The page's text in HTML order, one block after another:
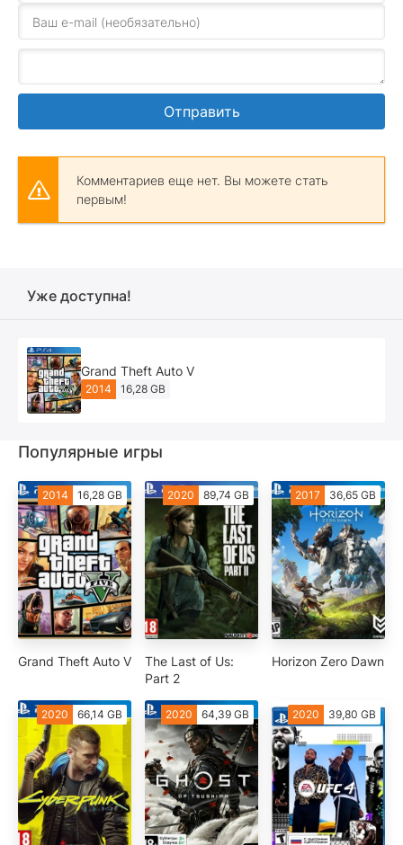
Отправить
Комментариев еще нет. Вы можете стать
первым!
Уже доступна!
Grand Theft Auto V
2014 16,28 GB
Популярные игры
2014 16,28 GB
Grand Theft Auto V
2020 89,74 GB
The Last of Us:
Part 2
2017 36,65 GB
Horizon Zero Dawn
2020 66,14 GB 2020 64,39 GB 2020 39,80 GB